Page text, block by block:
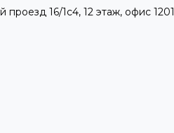
16/1с4, 12 этаж, офис 1201